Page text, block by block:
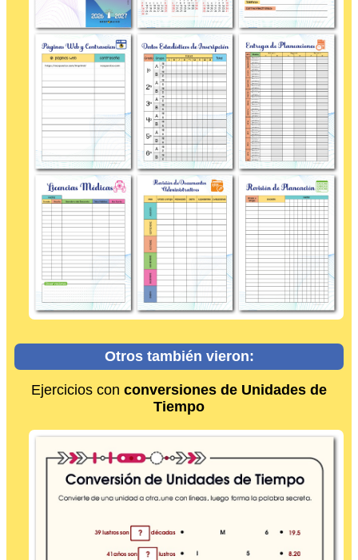
Otros también vieron:
Ejercicios con conversiones de Unidades de
Tiempo